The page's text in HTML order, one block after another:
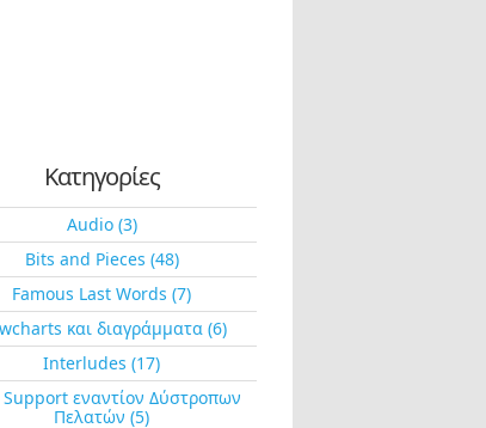
Κατηγορίες
Audio (3)
Bits and Pieces (48)
Famous Last Words (7)
και διαγράμματα (6)
Interludes (17)
Support εναντίον Δύστροπων
Πελατών (5)